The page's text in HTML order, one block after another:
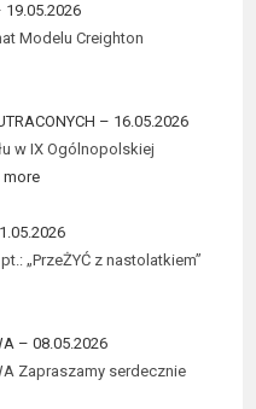
19.05.2026
Modelu Creighton
– 16.05.2026
w IX Ogólnopolskiej
more
„PrzeŻYĆ z nastolatkiem”
– 08.05.2026
Zapraszamy serdecznie